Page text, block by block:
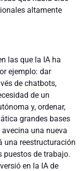
altamente
las que la IA ha
ejemplo: dar
de chatbots,
de un
y, ordenar,
grandes bases
una nueva
una reestructuración
puestos de trabajo.
en la IA de